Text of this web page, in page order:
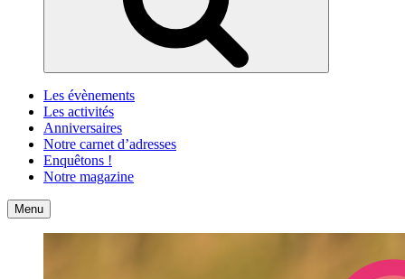
Les évènements
Les activités
Anniversaires
Notre carnet d’adresses
Enquêtons !
Notre magazine
Accueil
Menu Contact